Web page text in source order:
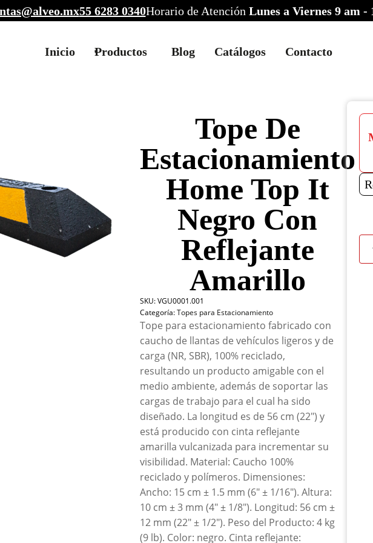
55 6283 0340Horario de Atención Lunes a Viernes 9 am
Inicio Productos Blog Catálogos Contacto
Tope De
Estacionamiento
Home Top It
Negro Con
Reflejante
Amarillo
SKU:VGU0001.001
Categoría:Topes para Estacionamiento
Tope para estacionamiento fabricado con
caucho de llantas de vehículos ligeros y de
carga (NR, SBR), 100% reciclado,
resultando un producto amigable con el
medio ambiente, además de soportar las
cargas de trabajo para el cual ha sido
diseñado. La longitud es de 56 cm (22") y
está producido con cinta reflejante
amarilla vulcanizada para incrementar su
visibilidad. Material: Caucho 100%
reciclado y polímeros. Dimensiones:
Ancho: 15 cm ± 1.5 mm (6" ± 1/16"). Altura:
10 cm ± 3 mm (4" ± 1/8"). Longitud: 56 cm ±
12 mm (22" ± 1/2"). Peso del Producto: 4 kg
(9 lb). Color: negro. Cinta reflejante: